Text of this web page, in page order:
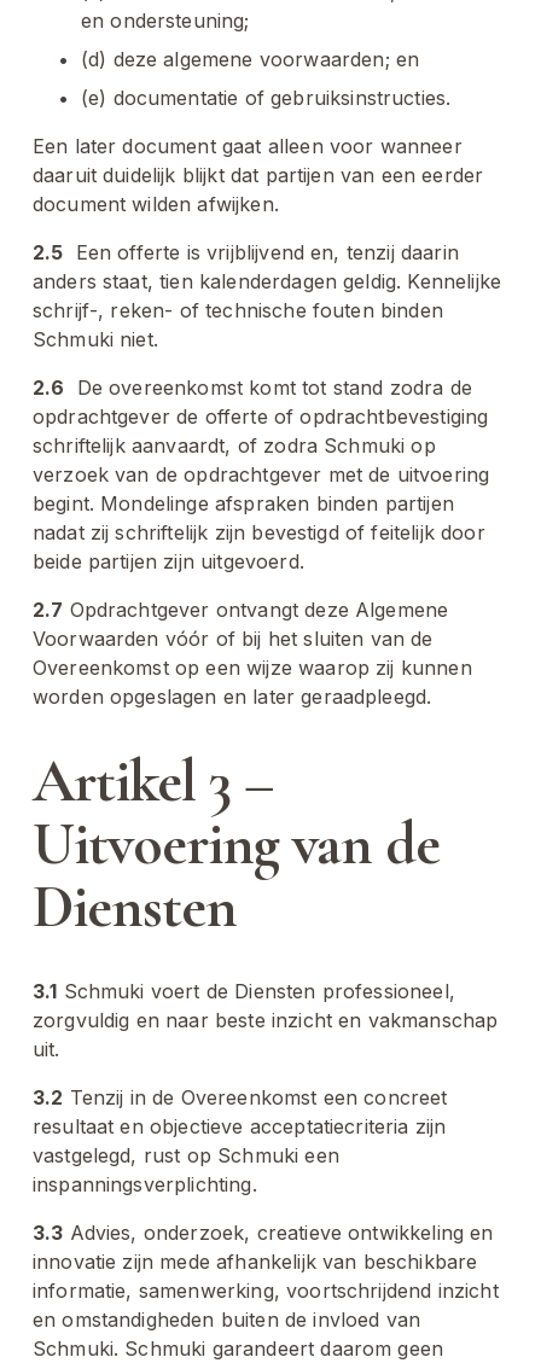
en ondersteuning;
(d) deze algemene voorwaarden; en
(e) documentatie of gebruiksinstructies.
Een later document gaat alleen voor wanneer
daaruit duidelijk blijkt dat partijen van een eerder
document wilden afwijken.
2.5 Een offerte is vrijblijvend en, tenzij daarin
anders staat, tien kalenderdagen geldig. Kennelijke
schrijf-, reken- of technische fouten binden
Schmuki niet.
2.6 De overeenkomst komt tot stand zodra de
opdrachtgever de offerte of opdrachtbevestiging
schriftelijk aanvaardt, of zodra Schmuki op
verzoek van de opdrachtgever met de uitvoering
begint. Mondelinge afspraken binden partijen
nadat zij schriftelijk zijn bevestigd of feitelijk door
beide partijen zijn uitgevoerd.
2.7 Opdrachtgever ontvangt deze Algemene
Voorwaarden vóór of bij het sluiten van de
Overeenkomst op een wijze waarop zij kunnen
worden opgeslagen en later geraadpleegd.
Artikel 3 –
Uitvoering van de
Diensten
3.1 Schmuki voert de Diensten professioneel,
zorgvuldig en naar beste inzicht en vakmanschap
uit.
3.2 Tenzij in de Overeenkomst een concreet
resultaat en objectieve acceptatiecriteria zijn
vastgelegd, rust op Schmuki een
inspanningsverplichting.
3.3 Advies, onderzoek, creatieve ontwikkeling en
innovatie zijn mede afhankelijk van beschikbare
informatie, samenwerking, voortschrijdend inzicht
en omstandigheden buiten de invloed van
Schmuki. Schmuki garandeert daarom geen